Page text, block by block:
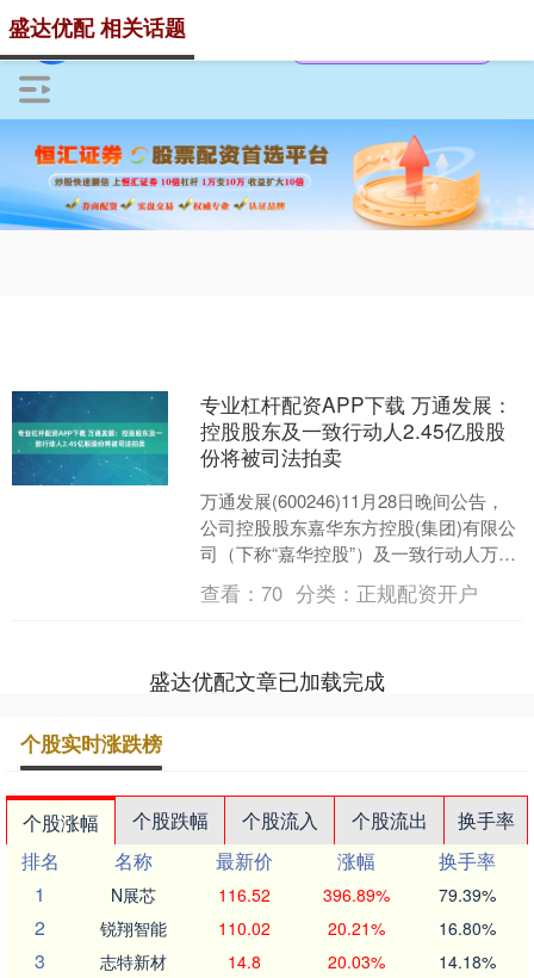
盛达优配 相关话题
专业杠杆配资APP下载 万通发展：
控股股东及一致行动人2.45亿股股
份将被司法拍卖
万通发展(600246)11月28日晚间公告，
公司控股股东嘉华东方控股(集团)有限公
司（下称“嘉华控股”）及一致行动人万通
投资控股股份有限公司（下称“万通控
股”....
查看：70 分类： 正规配资开户
盛达优配文章已加载完成
个股实时涨跌榜
个股涨幅 个股跌幅 个股流入 个股流出
换手率
排名
名称 最新价 涨幅
换手率
1
N展芯 116.52 396.89% 79.39%
2 锐翔智能 110.02 20.21% 16.80%
3 志特新材 14.8 20.03% 14.18%